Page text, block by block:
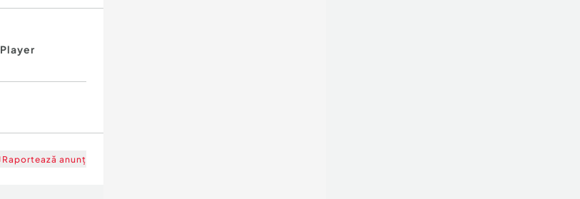
Player
Raportează anunț